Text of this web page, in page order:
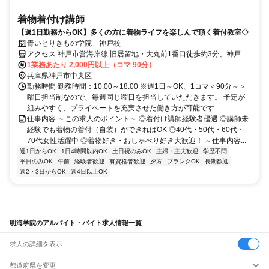
着物着付け講師
【週1日勤務からOK】多くの方に着物ライフを楽しんで頂く着付教室◇
青いとりきもの学院 神戸校
アクセス 神戸市営海岸線 旧居留地・大丸前1番口徒歩約3分、神戸高
速鉄道東西線 元町〔阪神線〕東出口徒歩約6分、阪神本線/阪神なんば
線 元町〔阪神線〕東出口徒歩約6分
1業務あたり 2,000円以上（コマ 90分）
兵庫県神戸市中央区
勤務時間 勤務時間：10:00～18:00 ※週1日～OK、1コマ＜90分～＞
曜日担当制なので、毎週同じ曜日を担当していただきます。 予定が
組みやすく、プライベートを充実させた働き方が可能です
仕事内容 ～この求人のポイント～ ◎着付け講師経験者優遇 ◎講師未
経験でも着物の着付（自装）ができればOK ◎40代・50代・60代・
70代女性活躍中 ◎着物好き・おしゃべり好き大歓迎！ ～仕事内容...
週1日からOK 1日4時間以内OK 土日祝のみOK 主婦・主夫歓迎
学歴不問
平日のみOK
午前 経験者歓迎 有資格者歓迎 夕方 ブランクOK
長期歓迎
週2・3日からOK
週4日以上OK
明海学院のアルバイト・バイト求人情報一覧
求人の詳細を表示
都道府県を変更